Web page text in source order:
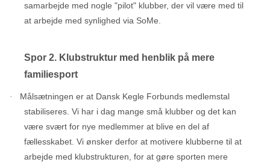
samarbejde med nogle "pilot" klubber, der vil være med til
at arbejde med synlighed via SoMe.
Spor 2. Klubstruktur med henblik på mere
familiesport
·
Målsætningen er at Dansk Kegle Forbunds medlemstal
stabiliseres. Vi har i dag mange små klubber og det kan
være svært for nye medlemmer at blive en del af
fællesskabet. Vi ønsker derfor at motivere klubberne til at
arbejde med klubstrukturen, for at gøre sporten mere